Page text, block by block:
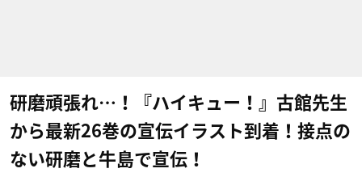
研磨頑張れ…！『ハイキュー！』古館先生
から最新26巻の宣伝イラスト到着！接点の
ない研磨と牛島で宣伝！